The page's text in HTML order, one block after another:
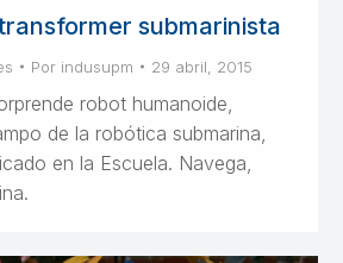
submarinista
Por indusupm 29 abril, 2015
robot humanoide,
de la robótica submarina,
en la Escuela. Navega,